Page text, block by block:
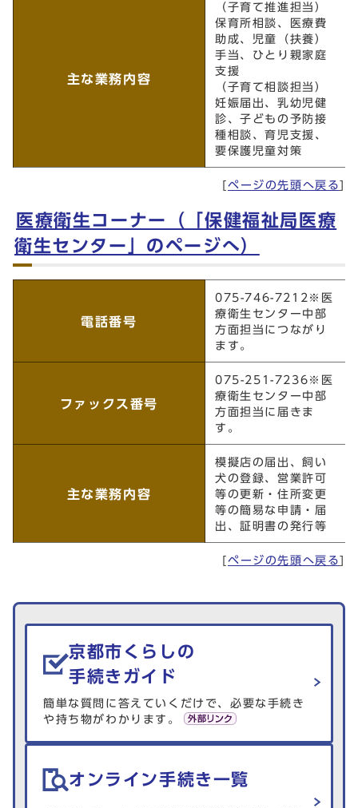
主な業務内容
（子育て推進担当）
保育所相談、医療費
助成、児童（扶養）
手当、ひとり親家庭
支援
（子育て相談担当）
妊娠届出、乳幼児健
診、子どもの予防接
種相談、育児支援、
要保護児童対策
ページの先頭へ戻る
医療衛生コーナー（「保健福祉局医療
衛生センター」のページへ）
のページへ）
電話番号
075-746-7212※医
療衛生センター中部
方面担当につながり
ます。
ファックス番号
075-251-7236※医
療衛生センター中部
方面担当に届きま
す。
主な業務内容
模擬店の届出、飼い
犬の登録、営業許可
等の更新・住所変更
等の簡易な申請・届
出、証明書の発行等
ページの先頭へ戻る
生活情報を探す
京都市くらしの
手続きガイド
簡単な質問に答えていくだけで、必要な手続き
や持ち物がわかります。
オンライン手続き一覧